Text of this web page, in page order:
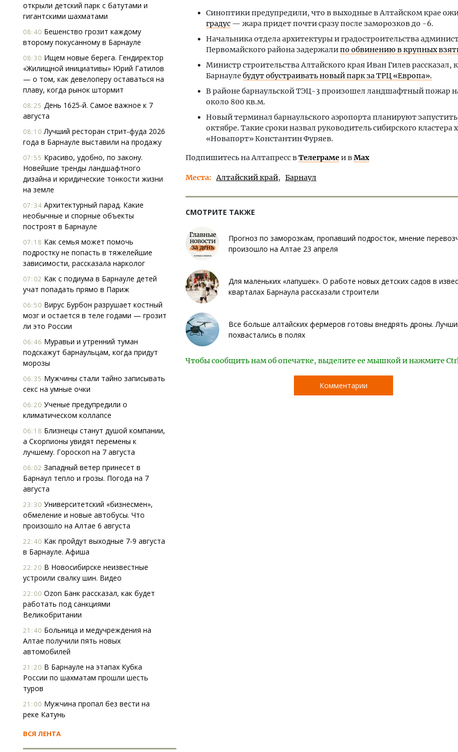
открыли детский парк с батутами и
гигантскими шахматами
08:40 Бешенство грозит каждому
второму покусанному в Барнауле
08:30 Ищем новые берега. Гендиректор
«Жилищной инициативы» Юрий Гатилов
— о том, как девелоперу оставаться на
плаву, когда рынок штормит
08:25 День 1625-й. Самое важное к 7
августа
08:10 Лучший ресторан стрит-фуда 2026
года в Барнауле выставили на продажу
07:55 Красиво, удобно, по закону.
Новейшие тренды ландшафтного
дизайна и юридические тонкости жизни
на земле
07:34 Архитектурный парад. Какие
необычные и спорные объекты
построят в Барнауле
07:18 Как семья может помочь
подростку не попасть в тяжелейшие
зависимости, рассказала нарколог
07:02 Как с подиума в Барнауле детей
учат попадать прямо в Париж
06:50 Вирус Бурбон разрушает костный
мозг и остается в теле годами — грозит
ли это России
06:46 Муравьи и утренний туман
подскажут барнаульцам, когда придут
морозы
06:35 Мужчины стали тайно записывать
секс на умные очки
06:20 Ученые предупредили о
климатическом коллапсе
06:18 Близнецы станут душой компании,
а Скорпионы увидят перемены к
лучшему. Гороскоп на 7 августа
06:02 Западный ветер принесет в
Барнаул тепло и грозы. Погода на 7
августа
23:30 Университетский «бизнесмен»,
обмеление и новые автобусы. Что
произошло на Алтае 6 августа
22:40 Как пройдут выходные 7-9 августа
в Барнауле. Афиша
22:20 В Новосибирске неизвестные
устроили свалку шин. Видео
22:00 Ozon Банк рассказал, как будет
работать под санкциями
Великобритании
21:40 Больница и медучреждения на
Алтае получили пять новых
автомобилей
21:20 В Барнауле на этапах Кубка
России по шахматам прошли шесть
туров
21:00 Мужчина пропал без вести на
реке Катунь
ВСЯ ЛЕНТА
Синоптики предупредили, что в выходные в Алтайском крае
градус — жара придет почти сразу после заморозков до -6.
Начальника отдела архитектуры и градостроительства
Первомайского района задержалипо обвинению в крупных
Министр строительства Алтайского края Иван Гилев рассказал,
Барнауле будут обустраивать новый парк за ТРЦ «Европа».
В районе барнаульской ТЭЦ-3 произошел ландшафтный пожар
около 800 кв.м.
Новый терминал барнаульского аэропорта планируют
октябре. Такие сроки назвал руководитель сибирского кластера
«Новапорт» Константин Фуряев.
Подпишитесь на Алтапресс вТелеграмеи вMax
Места Алтайский край Барнаул
СМОТРИТЕ ТАКЖЕ
Прогноз по заморозкам, пропавший подросток, мнение
произошло на Алтае 23 апреля
Для маленьких «лапушек». О работе новых детских садов в
кварталах Барнаула рассказали строители
Все больше алтайских фермеров готовы внедрять дроны.
похвастались в полях
Чтобы сообщить нам об опечатке, выделите ее мышкой и нажмите
Комментарии